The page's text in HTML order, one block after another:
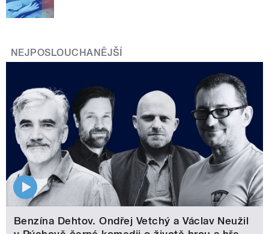
NEJPOSLOUCHANĚJŠÍ
Benzína Dehtov. Ondřej Vetchý a Václav Neužil